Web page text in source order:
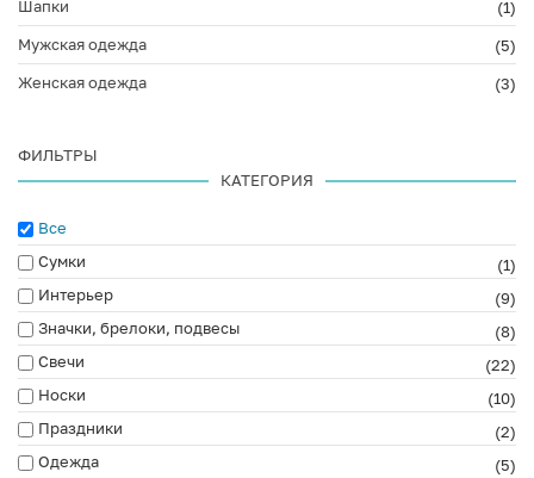
Шапки
(1)
Мужская одежда
(5)
Женская одежда
(3)
ФИЛЬТРЫ
КАТЕГОРИЯ
Все
Сумки
(1)
Интерьер
(9)
Значки, брелоки, подвесы
(8)
Свечи
(22)
Носки
(10)
Праздники
(2)
Одежда
(5)